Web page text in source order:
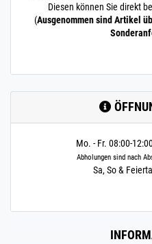
Diesen können Sie direkt
(Ausgenommen sind Artikel
Mo. - Fr. 08:00-
Abholungen sind nach
Sa, So &